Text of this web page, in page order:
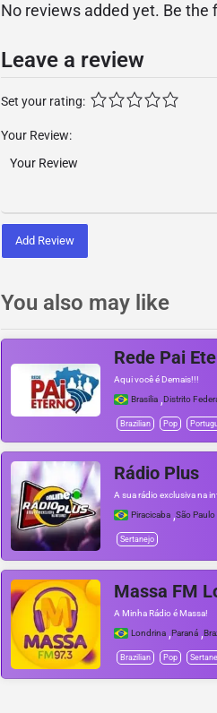
No reviews added yet. Be
Leave a review
Set your rating:
Your Review:
Add Review
You also may like
Rede Pai
Aqui você é Demais!!!
Brasilia ,Distrito
Brazilian Pop
Rádio Plus
A sua rádio exclusiva na
Piracicaba ,São Paulo
Sertanejo
Massa FM
A Minha Rádio é Massa!
Londrina ,Paraná ,
Brazilian Pop